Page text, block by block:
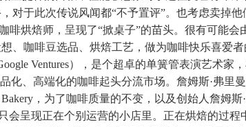
对于此次传说风闻都“不予置评”。也考虑卖掉
烘焙师，呈现了“掀桌子”的苗头。很有可能
、咖啡豆选品、烘焙工艺，做为咖啡快乐喜爱
Ventures），是个超卓的单簧管表演艺术
、高端化的咖啡起头分流市场。詹姆斯·弗里
，为了咖啡质量的不变，以及创始人詹姆斯·
呈现正在个别运营的小店里。正在烘焙的过